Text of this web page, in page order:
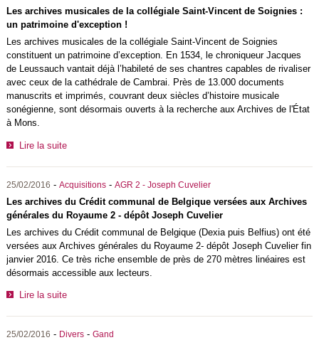
Les archives musicales de la collégiale Saint-Vincent de Soignies :
un patrimoine d'exception !
Les archives musicales de la collégiale Saint-Vincent de Soignies
constituent un patrimoine d’exception. En 1534, le chroniqueur Jacques
de Leussauch vantait déjà l’habileté de ses chantres capables de rivaliser
avec ceux de la cathédrale de Cambrai. Près de 13.000 documents
manuscrits et imprimés, couvrant deux siècles d’histoire musicale
sonégienne, sont désormais ouverts à la recherche aux Archives de l'État
à Mons.
Lire la suite
25/02/2016 - Acquisitions- AGR 2 - Joseph Cuvelier
Les archives du Crédit communal de Belgique versées aux Archives
générales du Royaume 2 - dépôt Joseph Cuvelier
Les archives du Crédit communal de Belgique (Dexia puis Belfius) ont été
versées aux Archives générales du Royaume 2- dépôt Joseph Cuvelier fin
janvier 2016. Ce très riche ensemble de près de 270 mètres linéaires est
désormais accessible aux lecteurs.
Lire la suite
25/02/2016 - Divers- Gand